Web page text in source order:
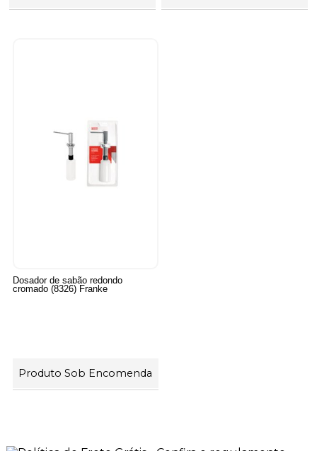
Dosador de sabão redondo
cromado (8326) Franke
Produto Sob Encomenda